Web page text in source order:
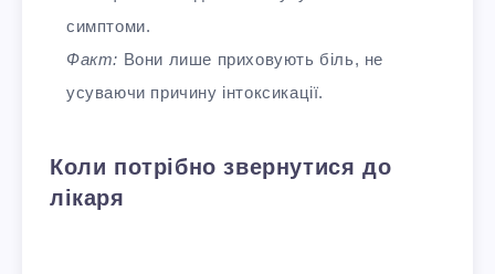
симптоми.
Факт: Вони лише приховують біль, не
усуваючи причину інтоксикації.
Коли потрібно звернутися до
лікаря